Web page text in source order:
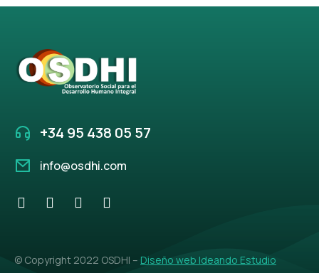
+34 95 438 05 57
info@osdhi.com
© Copyright 2022 OSDHI – Diseño web Ideando Estudio